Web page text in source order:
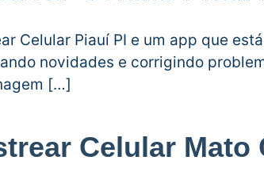
Celular Piauí PI e um app que
novidades e corrigindo
[…]
Celular Mato